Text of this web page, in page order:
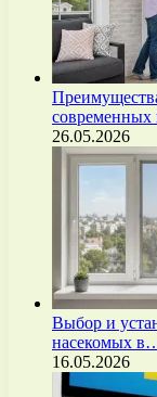
современных
26.05.2026
Выбор и
насекомых
16.05.2026